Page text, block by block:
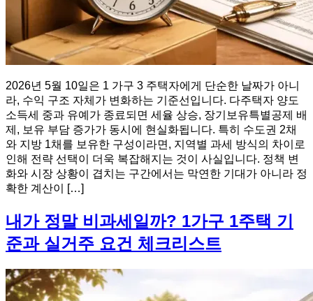
2026년 5월 10일은 1 가구 3 주택자에게 단순한 날짜가 아니
라, 수익 구조 자체가 변화하는 기준선입니다. 다주택자 양도
소득세 중과 유예가 종료되면 세율 상승, 장기보유특별공제 배
제, 보유 부담 증가가 동시에 현실화됩니다. 특히 수도권 2채
와 지방 1채를 보유한 구성이라면, 지역별 과세 방식의 차이로
인해 전략 선택이 더욱 복잡해지는 것이 사실입니다. 정책 변
화와 시장 상황이 겹치는 구간에서는 막연한 기대가 아니라 정
확한 계산이 […]
내가 정말 비과세일까? 1가구 1주택 기
준과 실거주 요건 체크리스트